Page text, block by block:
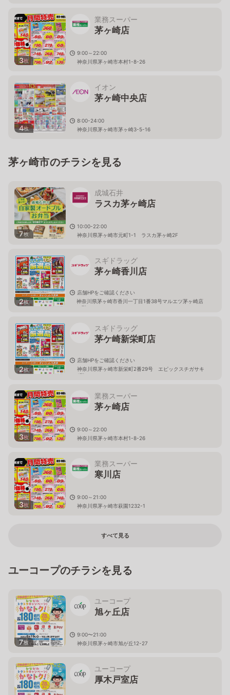
3枚
業務スーパー
茅ヶ崎店
9:00～22:00
神奈川県茅ヶ崎市本村1-8-26
4枚
イオン
茅ヶ崎中央店
8:00-24:00
神奈川県茅ヶ崎市茅ヶ崎3-5-16
茅ヶ崎市のチラシを見る
7枚
成城石井
ラスカ茅ヶ崎店
10:00-22:00
神奈川県茅ヶ崎市元町1-1 ラスカ茅ヶ崎2F
2枚
スギドラッグ
茅ヶ崎香川店
店舗HPをご確認ください
神奈川県茅ヶ崎市香川一丁目1番38号マルエツ茅ヶ崎店
１階
2枚
スギドラッグ
茅ケ崎新栄町店
店舗HPをご確認ください
神奈川県茅ヶ崎市新栄町2番29号 エピックスチガサキ
1階
3枚
業務スーパー
茅ヶ崎店
9:00～22:00
神奈川県茅ヶ崎市本村1-8-26
3枚
業務スーパー
寒川店
9:00～21:00
神奈川県茅ヶ崎市萩園1232-1
すべて見る
ユーコープのチラシを見る
7枚
ユーコープ
旭ヶ丘店
9:00〜21:00
神奈川県茅ヶ崎市旭が丘12-27
ユーコープ
厚木戸室店